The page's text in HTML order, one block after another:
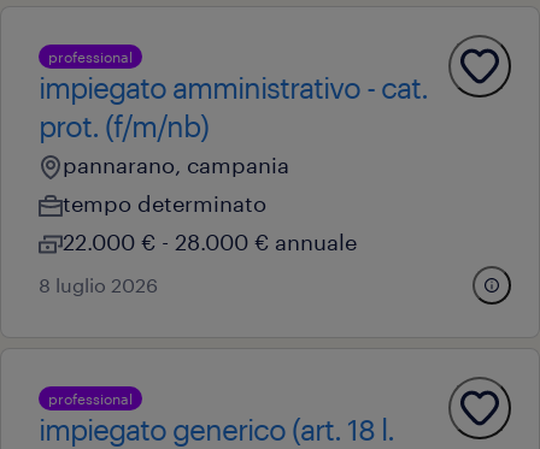
professional
impiegato amministrativo - cat.
prot. (f/m/nb)
pannarano, campania
tempo determinato
22.000 € - 28.000 € annuale
8 luglio 2026
professional
impiegato generico (art. 18 l.